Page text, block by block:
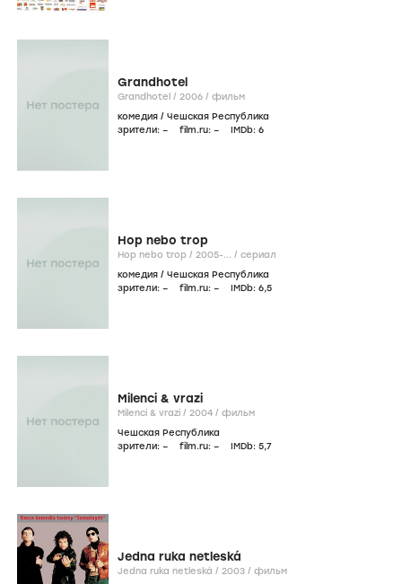
Grandhotel
Grandhotel / 2006 / фильм
комедия / Чешская Республика
зрители: – film.ru: – IMDb: 6
Hop nebo trop
Hop nebo trop / 2005-... / сериал
комедия / Чешская Республика
зрители: – film.ru: – IMDb: 6,5
Milenci & vrazi
Milenci & vrazi / 2004 / фильм
Чешская Республика
зрители: – film.ru: – IMDb: 5,7
Jedna ruka netleská
Jedna ruka netleská / 2003 / фильм